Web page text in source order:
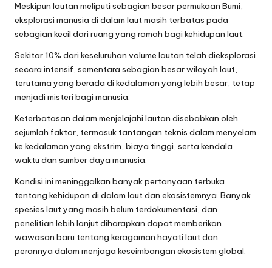
Meskipun lautan meliputi sebagian besar permukaan Bumi,
eksplorasi manusia di dalam laut masih terbatas pada
sebagian kecil dari ruang yang ramah bagi kehidupan laut.
Sekitar 10% dari keseluruhan volume lautan telah dieksplorasi
secara intensif, sementara sebagian besar wilayah laut,
terutama yang berada di kedalaman yang lebih besar, tetap
menjadi misteri bagi manusia.
Keterbatasan dalam menjelajahi lautan disebabkan oleh
sejumlah faktor, termasuk tantangan teknis dalam menyelam
ke kedalaman yang ekstrim, biaya tinggi, serta kendala
waktu dan sumber daya manusia.
Kondisi ini meninggalkan banyak pertanyaan terbuka
tentang kehidupan di dalam laut dan ekosistemnya. Banyak
spesies laut yang masih belum terdokumentasi, dan
penelitian lebih lanjut diharapkan dapat memberikan
wawasan baru tentang keragaman hayati laut dan
perannya dalam menjaga keseimbangan ekosistem global.